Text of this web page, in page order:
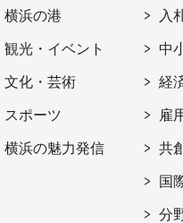
横浜の港
観光・イベント
文化・芸術
スポーツ
横浜の魅力発信
入
中
経
雇
共
国
分